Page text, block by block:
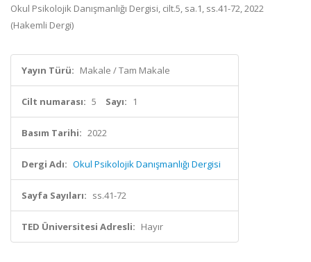
Okul Psikolojik Danışmanlığı Dergisi, cilt.5, sa.1, ss.41-72, 2022
(Hakemli Dergi)
Yayın Türü: Makale / Tam Makale
Cilt numarası: 5 Sayı: 1
Basım Tarihi: 2022
Dergi Adı: Okul Psikolojik Danışmanlığı Dergisi
Sayfa Sayıları: ss.41-72
TED Üniversitesi Adresli: Hayır